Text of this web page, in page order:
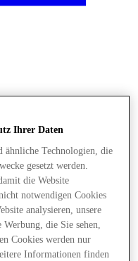
Ihrer Daten
ähnliche Technologien, die
gesetzt werden.
die Website
notwendigen Cookies
analysieren, unsere
Werbung, die Sie sehen,
Cookies werden nur
Informationen finden